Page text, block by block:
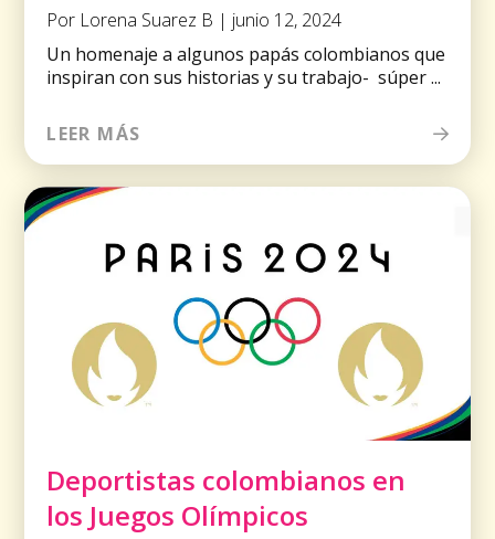
Por Lorena Suarez B | junio 12, 2024
Un homenaje a algunos papás colombianos que
inspiran con sus historias y su trabajo- súper ...
LEER MÁS
Deportistas colombianos en
los Juegos Olímpicos